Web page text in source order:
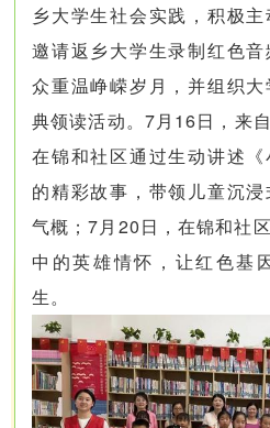
乡大学生社会实践，积极
邀请返乡大学生录制红色
众重温峥嵘岁月，并组织
典领读活动。7月16日，来
在锦和社区通过生动讲述
的精彩故事，带领儿童沉
气概；7月20日，在锦和社
中的英雄情怀，让红色基
生。